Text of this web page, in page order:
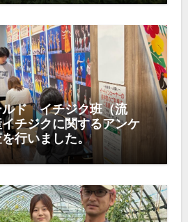
ルド イチジク班（流
チジクに関するアンケ
行いました。